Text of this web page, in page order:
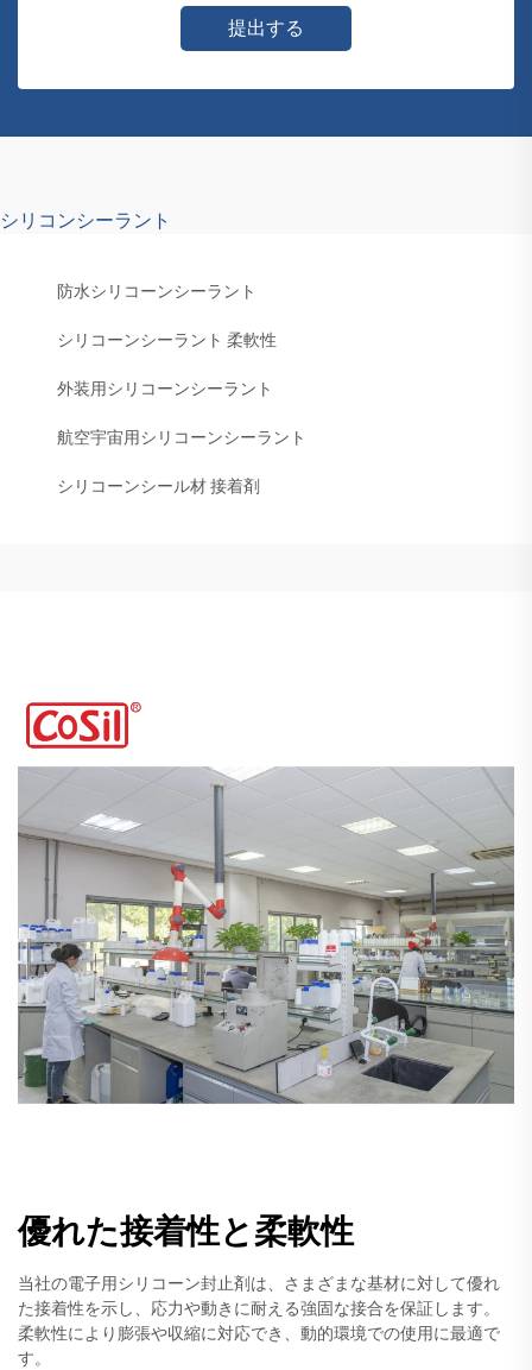
提出する
シリコンシーラント
防水シリコーンシーラント
シリコーンシーラント 柔軟性
外装用シリコーンシーラント
航空宇宙用シリコーンシーラント
シリコーンシール材 接着剤
優れた接着性と柔軟性
当社の電子用シリコーン封止剤は、さまざまな基材に対して優れ
た接着性を示し、応力や動きに耐える強固な接合を保証します。
柔軟性により膨張や収縮に対応でき、動的環境での使用に最適で
す。